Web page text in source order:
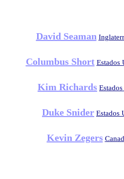
David Seaman
Columbus Short Estados
Kim Richards
Duke Snider Estados
Kevin Zegers